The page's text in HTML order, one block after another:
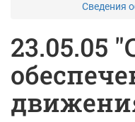
Сведения
23.05.05